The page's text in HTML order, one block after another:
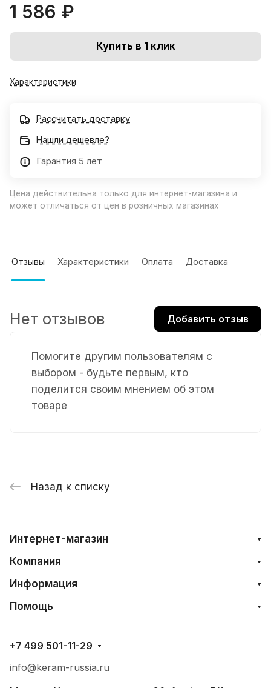
1 586 ₽
Купить в 1 клик
Характеристики
Рассчитать доставку
Нашли дешевле?
Гарантия 5 лет
Цена действительна только для интернет-магазина и
может отличаться от цен в розничных магазинах
Отзывы Характеристики Оплата Доставка
Помогите другим пользователям с
выбором - будьте первым, кто
поделится своим мнением об этом
товаре
Нет отзывов Добавить отзыв
Назад к списку
Интернет-магазин
Компания
Информация
Помощь
+7 499 501-11-29
info@keram-russia.ru